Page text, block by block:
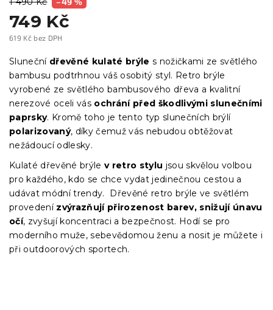
749 Kč
619 Kč bez DPH
cena:
Sluneční dřevěné kulaté brýle s nožičkami ze světlého
bambusu podtrhnou váš osobitý styl. Retro brýle
vyrobené ze světlého bambusového dřeva a kvalitní
nerezové oceli vás ochrání před škodlivými slunečními
paprsky. Kromě toho je tento typ slunečních brýlí
polarizovaný, díky čemuž vás nebudou obtěžovat
nežádoucí odlesky.
Kulaté dřevěné brýle v retro stylu jsou skvělou volbou
pro každého, kdo se chce vydat jedinečnou cestou a
udávat módní trendy. Dřevěné retro brýle ve světlém
provedenízvýrazňují přirozenost barev, snižují únavu
očí, zvyšují koncentraci a bezpečnost. Hodí se pro
moderního muže, sebevědomou ženu a nosit je můžete i
při outdoorových sportech.